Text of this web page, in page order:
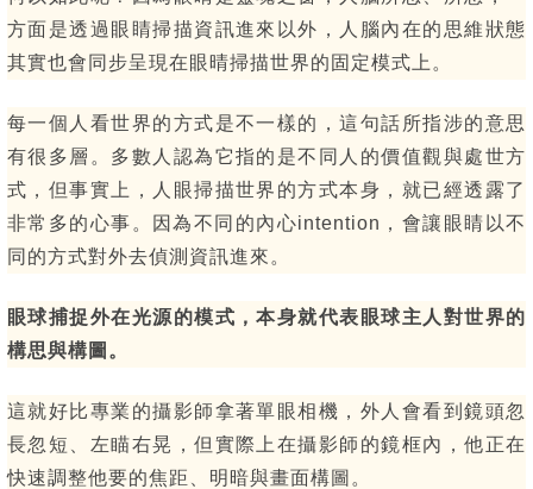
方面是透過眼睛掃描資訊進來以外，人腦內在的思維狀態
其實也會同步呈現在眼晴掃描世界的固定模式上。
每一個人看世界的方式是不一樣的，這句話所指涉的意思
有很多層。多數人認為它指的是不同人的價值觀與處世方
式，但事實上，人眼掃描世界的方式本身，就已經透露了
非常多的心事。因為不同的內心intention，會讓眼睛以不
同的方式對外去偵測資訊進來。
眼球捕捉外在光源的模式，本身就代表眼球主人對世界的
構思與構圖。
這就好比專業的攝影師拿著單眼相機，外人會看到鏡頭忽
長忽短、左瞄右晃，但實際上在攝影師的鏡框內，他正在
快速調整他要的焦距、明暗與畫面構圖。